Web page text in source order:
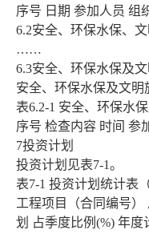
序号 日期 参加人员 组
6.2安全、环保水保、
……
6.3安全、环保水保及
安全、环保水保及文明
表6.2-1 安全、环保水
序号 检查内容 时间 参
7投资计划
投资计划见表7-1。
表7-1 投资计划统计表
工程项目（合同编号
划 占季度比例(%) 年度